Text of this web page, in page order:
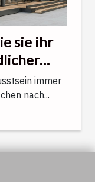
sie ihr
immer
nach...